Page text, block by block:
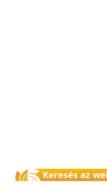
Keresés az